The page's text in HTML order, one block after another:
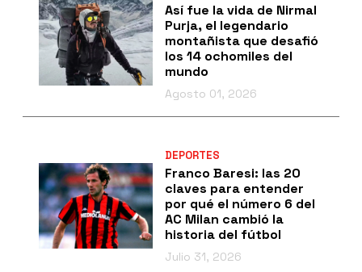
Así fue la vida de Nirmal
Purja, el legendario
montañista que desafió
los 14 ochomiles del
mundo
Agosto 01, 2026
DEPORTES
Franco Baresi: las 20
claves para entender
por qué el número 6 del
AC Milan cambió la
historia del fútbol
Julio 31, 2026